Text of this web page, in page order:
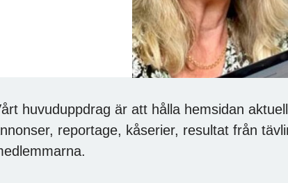
huvuduppdrag är att hålla hemsidan
reportage, kåserier, resultat från